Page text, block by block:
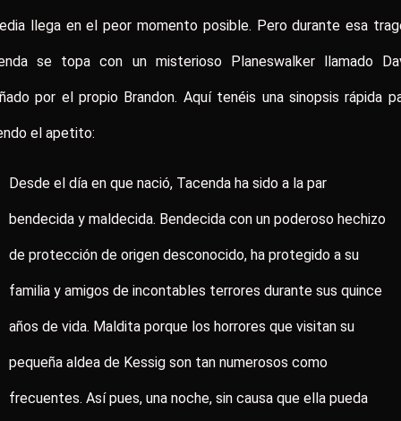
llega en el peor momento posible. Pero durante esa
se topa con un misterioso Planeswalker llamado
por el propio Brandon. Aquí tenéis una sinopsis rápida
el apetito:
Desde el día en que nació, Tacenda ha sido a la par
bendecida y maldecida. Bendecida con un poderoso hechizo
de protección de origen desconocido, ha protegido a su
familia y amigos de incontables terrores durante sus quince
años de vida. Maldita porque los horrores que visitan su
pequeña aldea de Kessig son tan numerosos como
frecuentes. Así pues, una noche, sin causa que ella pueda